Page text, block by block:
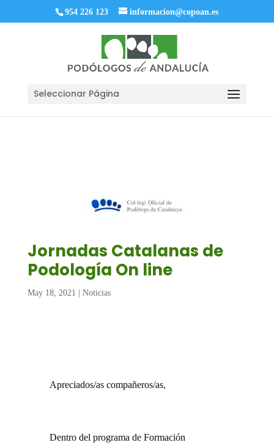
954 226 123 informacion@copoan.es
Seleccionar Página
Jornadas Catalanas de
Podología On line
May 18, 2021 Noticias
Apreciados/as compañeros/as,
Dentro del programa de Formación